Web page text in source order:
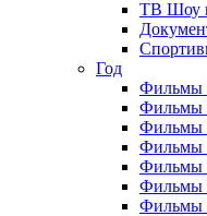
ТВ Шоу
Год
Фильмы
Фильмы
Фильмы
Фильмы
Фильмы
Фильмы
Фильмы